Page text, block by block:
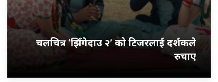
चलचित्र ‘झिँगेदाउ २’ को टिजरलाई दर्शकले
रुचाए